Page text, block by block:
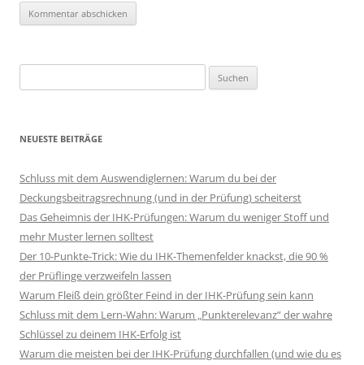
nach:
NEUESTE BEITRÄGE
Schluss mit dem Auswendiglernen: Warum du bei der
Deckungsbeitragsrechnung (und in der Prüfung) scheiterst
Das Geheimnis der IHK-Prüfungen: Warum du weniger Stoff und
mehr Muster lernen solltest
Der 10-Punkte-Trick: Wie du IHK-Themenfelder knackst, die 90 %
der Prüflinge verzweifeln lassen
Warum Fleiß dein größter Feind in der IHK-Prüfung sein kann
Schluss mit dem Lern-Wahn: Warum „Punkterelevanz“ der wahre
Schlüssel zu deinem IHK-Erfolg ist
Warum die meisten bei der IHK-Prüfung durchfallen (und wie du es